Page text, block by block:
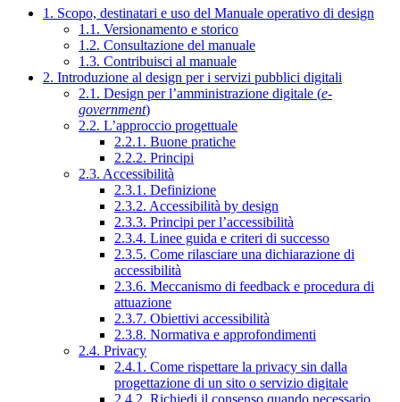
1. Scopo, destinatari e uso del Manuale operativo di design
1.1. Versionamento e storico
1.2. Consultazione del manuale
1.3. Contribuisci al manuale
2. Introduzione al design per i servizi pubblici digitali
2.1. Design per l’amministrazione digitale (e-
government)
2.2. L’approccio progettuale
2.2.1. Buone pratiche
2.2.2. Principi
2.3. Accessibilità
2.3.1. Definizione
2.3.2. Accessibilità by design
2.3.3. Principi per l’accessibilità
2.3.4. Linee guida e criteri di successo
2.3.5. Come rilasciare una dichiarazione di
accessibilità
2.3.6. Meccanismo di feedback e procedura di
attuazione
2.3.7. Obiettivi accessibilità
2.3.8. Normativa e approfondimenti
2.4. Privacy
2.4.1. Come rispettare la privacy sin dalla
progettazione di un sito o servizio digitale
2.4.2. Richiedi il consenso quando necessario